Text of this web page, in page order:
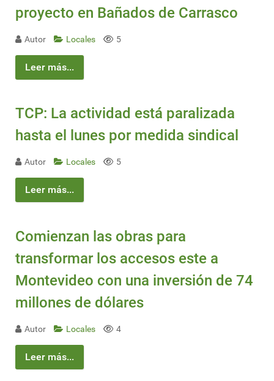
proyecto en Bañados de Carrasco
Autor Locales 5
Leer más...
TCP: La actividad está paralizada
hasta el lunes por medida sindical
Autor Locales 5
Leer más...
Comienzan las obras para
transformar los accesos este a
Montevideo con una inversión de 74
millones de dólares
Autor Locales 4
Leer más...